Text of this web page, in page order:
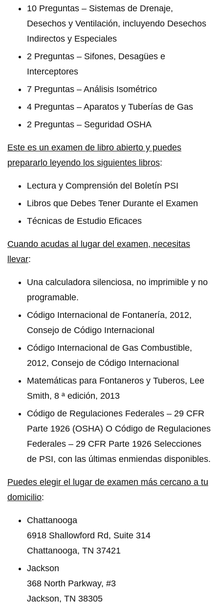
10 Preguntas – Sistemas de Drenaje,
Desechos y Ventilación, incluyendo Desechos
Indirectos y Especiales
2 Preguntas – Sifones, Desagües e
Interceptores
7 Preguntas – Análisis Isométrico
4 Preguntas – Aparatos y Tuberías de Gas
2 Preguntas – Seguridad OSHA
Este es un examen de libro abierto y puedes
prepararlo leyendo los siguientes libros:
Lectura y Comprensión del Boletín PSI
Libros que Debes Tener Durante el Examen
Técnicas de Estudio Eficaces
Cuando acudas al lugar del examen, necesitas
llevar:
Una calculadora silenciosa, no imprimible y no
programable.
Código Internacional de Fontanería, 2012,
Consejo de Código Internacional
Código Internacional de Gas Combustible,
2012, Consejo de Código Internacional
Matemáticas para Fontaneros y Tuberos, Lee
Smith, 8 ª edición, 2013
Código de Regulaciones Federales – 29 CFR
Parte 1926 (OSHA) O Código de Regulaciones
Federales – 29 CFR Parte 1926 Selecciones
de PSI, con las últimas enmiendas disponibles.
Puedes elegir el lugar de examen más cercano a tu
domicilio:
Chattanooga
6918 Shallowford Rd, Suite 314
Chattanooga, TN 37421
Jackson
368 North Parkway, #3
Jackson, TN 38305